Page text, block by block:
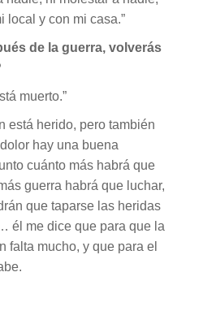
local y con mi casa.”
de la guerra, volverás
muerto.”
está herido, pero también
hay una buena
cuánto más habrá que
guerra habrá que luchar,
que taparse las heridas
él me dice que para que la
falta mucho, y que para el
.